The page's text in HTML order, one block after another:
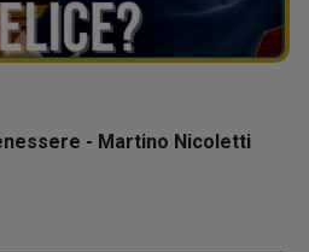
- Martino Nicoletti